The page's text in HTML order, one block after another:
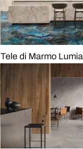
Tele di Marmo Lumia